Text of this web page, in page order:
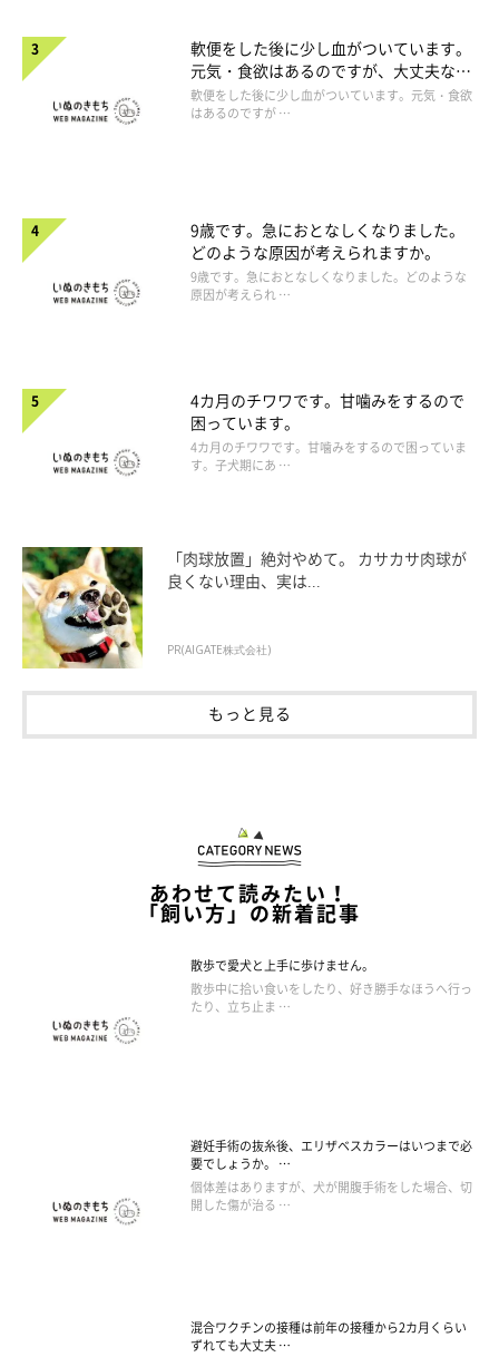
軟便をした後に少し血がついています。
元気・食欲はあるのですが、大丈夫なの
でしょうか。
軟便をした後に少し血がついています。元気・食欲
はあるのですが …
9歳です。急におとなしくなりました。
どのような原因が考えられますか。
9歳です。急におとなしくなりました。どのような
原因が考えられ …
4カ月のチワワです。甘噛みをするので
困っています。
4カ月のチワワです。甘噛みをするので困っていま
す。子犬期にあ …
「肉球放置」絶対やめて。 カサカサ肉球が
良くない理由、実は...
PR(AIGATE株式会社)
もっと見る
あわせて読みたい！
「飼い方」の新着記事
散歩で愛犬と上手に歩けません。
散歩中に拾い食いをしたり、好き勝手なほうへ行っ
たり、立ち止ま …
避妊手術の抜糸後、エリザベスカラーはいつまで必
要でしょうか。 …
個体差はありますが、犬が開腹手術をした場合、切
開した傷が治る …
混合ワクチンの接種は前年の接種から2カ月くらい
ずれても大丈夫 …